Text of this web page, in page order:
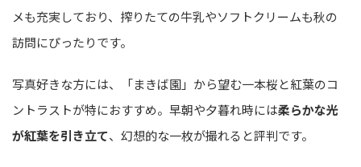
メも充実しており、搾りたての牛乳やソフトクリームも秋の
訪問にぴったりです。
写真好きな方には、「まきば園」から望む一本桜と紅葉のコ
ントラストが特におすすめ。早朝や夕暮れ時には柔らかな光
が紅葉を引き立て、幻想的な一枚が撮れると評判です。